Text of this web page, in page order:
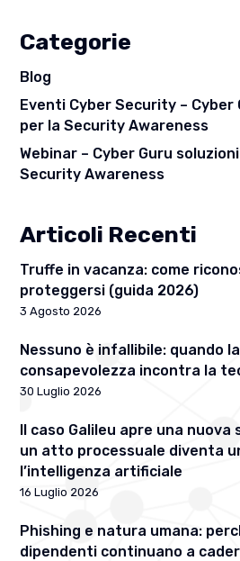
Categorie
Blog
Eventi Cyber Security – Cyber
per la Security Awareness
Webinar – Cyber Guru
Security Awareness
Articoli Recenti
Truffe in vacanza: come
proteggersi (guida 2026)
3 Agosto 2026
Nessuno è infallibile: quando la
consapevolezza incontra la
30 Luglio 2026
Il caso Galileu apre una nuova
un atto processuale diventa
l’intelligenza artificiale
16 Luglio 2026
Phishing e natura umana:
dipendenti continuano a